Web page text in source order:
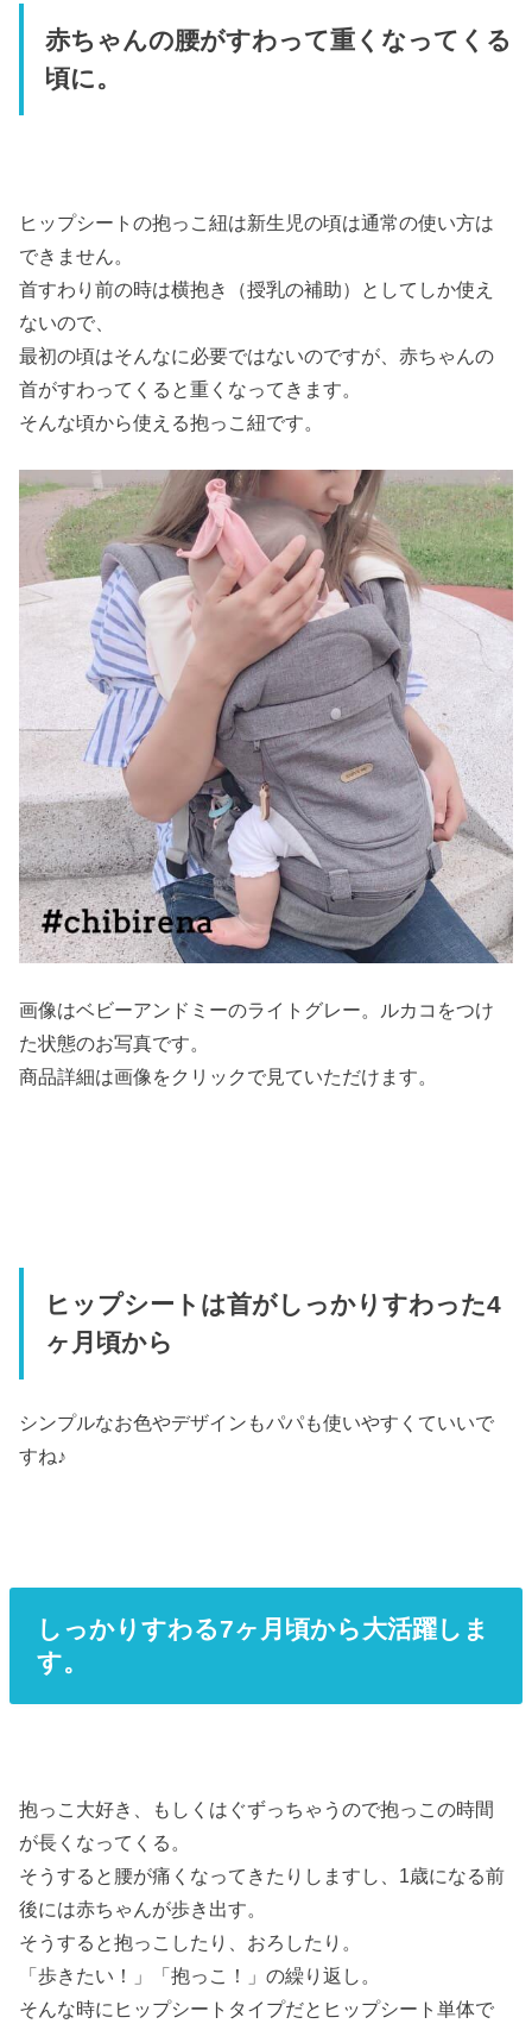
赤ちゃんの腰がすわって重くなってくる
頃に。
ヒップシートの抱っこ紐は新生児の頃は通常の使い方は
できません。
首すわり前の時は横抱き（授乳の補助）としてしか使え
ないので、
最初の頃はそんなに必要ではないのですが、赤ちゃんの
首がすわってくると重くなってきます。
そんな頃から使える抱っこ紐です。
画像はベビーアンドミーのライトグレー。ルカコをつけ
た状態のお写真です。
商品詳細は画像をクリックで見ていただけます。
ヒップシートは首がしっかりすわった4
ヶ月頃から
シンプルなお色やデザインもパパも使いやすくていいで
すね♪
しっかりすわる7ヶ月頃から大活躍しま
す。
抱っこ大好き、もしくはぐずっちゃうので抱っこの時間
が長くなってくる。
そうすると腰が痛くなってきたりしますし、1歳になる前
後には赤ちゃんが歩き出す。
そうすると抱っこしたり、おろしたり。
「歩きたい！」「抱っこ！」の繰り返し。
そんな時にヒップシートタイプだとヒップシート単体で